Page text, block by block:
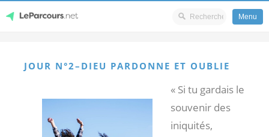
content
Menu
JOUR N°2–DIEU PARDONNE ET OUBLIE
« Si tu gardais le
souvenir des
iniquités,